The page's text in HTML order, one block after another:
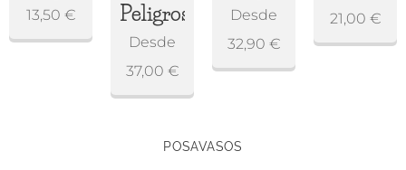
13,50 €
Peligroso
Desde
37,00 €
Desde
32,90 €
21,00 €
POSAVASOS